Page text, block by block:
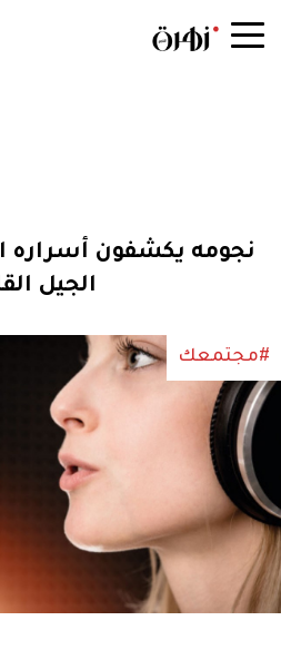
الجيل
#مجتمعك